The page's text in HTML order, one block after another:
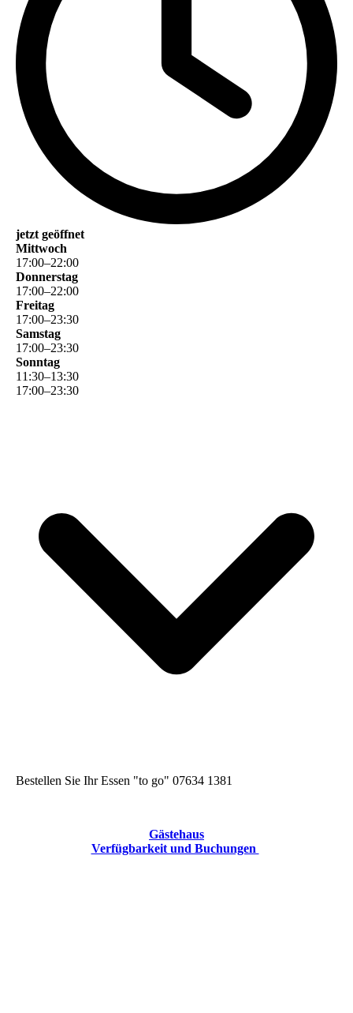
jetzt geöffnet
Mittwoch
17:00–22:00
Donnerstag
17:00–22:00
Freitag
17:00–23:30
Samstag
17:00–23:30
Sonntag
11 :30–13:30
17:00–23:30
Bestellen Sie Ihr Essen "to go" 07634 1381
Gästehaus
Verfügbarkeit und Buchungen